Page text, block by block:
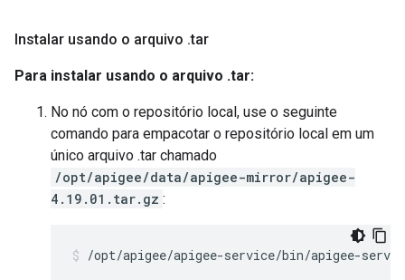
Instalar usando o arquivo .tar
Para instalar usando o arquivo .tar:
No nó com o repositório local, use o seguinte
comando para empacotar o repositório local em um
único arquivo .tar chamado
/opt/apigee/data/apigee-mirror/apigee-
4.19.01.tar.gz :
/opt/apigee/apigee-service/bin/apigee-